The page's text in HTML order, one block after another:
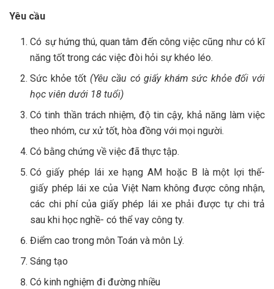
Yêu cầu
Có sự hứng thú, quan tâm đến công việc cũng như có kĩ
năng tốt trong các việc đòi hỏi sự khéo léo.
Sức khỏe tốt (Yêu cầu có giấy khám sức khỏe đối với
học viên dưới 18 tuổi)
Có tinh thần trách nhiệm, độ tin cậy, khả năng làm việc
theo nhóm, cư xử tốt, hòa đồng với mọi người.
Có bằng chứng về việc đã thực tập.
Có giấy phép lái xe hạng AM hoặc B là một lợi thế-
giấy phép lái xe của Việt Nam không được công nhận,
các chi phí của giấy phép lái xe phải được tự chi trả
sau khi học nghề- có thể vay công ty.
Điểm cao trong môn Toán và môn Lý.
Sáng tạo
Có kinh nghiệm đi đường nhiều